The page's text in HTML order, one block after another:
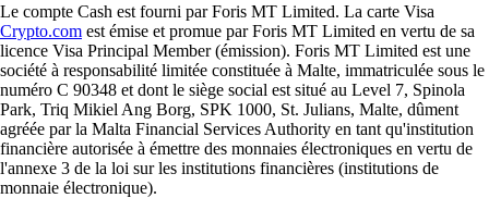
Le compte Cash est fourni par Foris MT Limited. La carte Visa
Crypto.com est émise et promue par Foris MT Limited en vertu de sa
licence Visa Principal Member (émission). Foris MT Limited est une
société à responsabilité limitée constituée à Malte, immatriculée sous le
numéro C 90348 et dont le siège social est situé au Level 7, Spinola
Park, Triq Mikiel Ang Borg, SPK 1000, St. Julians, Malte, dûment
agréée par la Malta Financial Services Authority en tant qu'institution
financière autorisée à émettre des monnaies électroniques en vertu de
l'annexe 3 de la loi sur les institutions financières (institutions de
monnaie électronique).